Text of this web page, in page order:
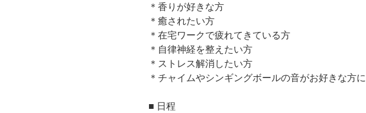
​＊香りが好きな方
​＊癒されたい方
＊在宅ワークで疲れてきている方
＊自律神経を整えたい方
​＊ストレス解消したい方
＊チャイムやシンギングボールの音がお好きな方に
■ 日程